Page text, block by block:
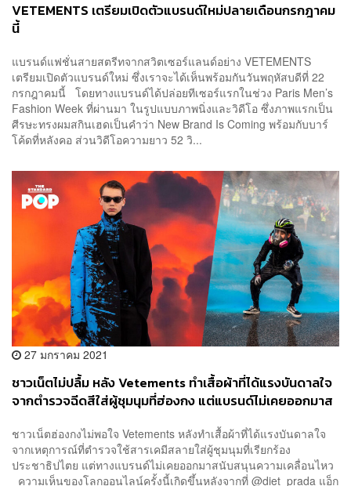
VETEMENTS เตรียมเปิดตัวแบรนด์ใหม่ปลายเดือนกรกฎาคม
นี้
แบรนด์แฟชั่นสายสตรีทจากสวิตเซอร์แลนด์อย่าง VETEMENTS
เตรียมเปิดตัวแบรนด์ใหม่ ซึ่งเราจะได้เห็นพร้อมกันวันพฤหัสบดีที่ 22
กรกฎาคมนี้ โดยทางแบรนด์ได้ปล่อยทีเซอร์แรกในช่วง Paris Men’s
Fashion Week ที่ผ่านมา ในรูปแบบภาพนิ่งและวิดีโอ ซึ่งภาพแรกเป็น
ศีรษะทรงผมสกินเฮดเป็นคำว่า New Brand Is Coming พร้อมกับบาร์
โค้ดที่หลังคอ ส่วนวิดีโอความยาว 52 วิ...
27 มกราคม 2021
ชาวเน็ตไม่ปลื้ม หลัง Vetements ทำเสื้อผ้าที่ได้แรงบันดาลใจ
จากตำรวจฉีดสีใส่ผู้ชุมนุมที่ฮ่องกง แต่แบรนด์ไม่เคยออกมาส
ชาวเน็ตฮ่องกงไม่พอใจ Vetements หลังทำเสื้อผ้าที่ได้แรงบันดาลใจ
จากเหตุการณ์ที่ตำรวจใช้สารเคมีสลายใส่ผู้ชุมนุมที่เรียกร้อง
ประชาธิปไตย แต่ทางแบรนด์ไม่เคยออกมาสนับสนุนความเคลื่อนไหว
ความเห็นของโลกออนไลน์ครั้งนี้เกิดขึ้นหลังจากที่ @diet_prada แอ็ก